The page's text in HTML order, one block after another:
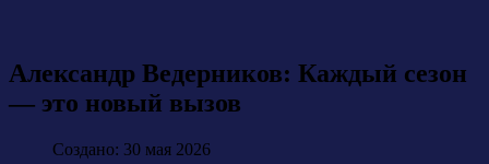
Александр Ведерников: Каждый сезон
— это новый вызов
Создано: 30 мая 2026